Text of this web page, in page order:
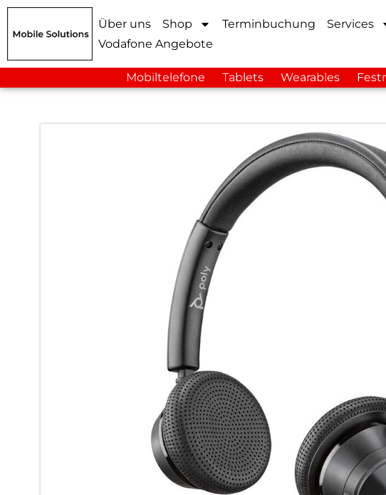
Über uns Shop Terminbuchung Services
Vodafone Angebote
Mobiltelefone Tablets Wearables